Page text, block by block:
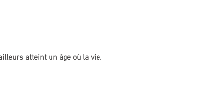
atteint un âge où la vie...